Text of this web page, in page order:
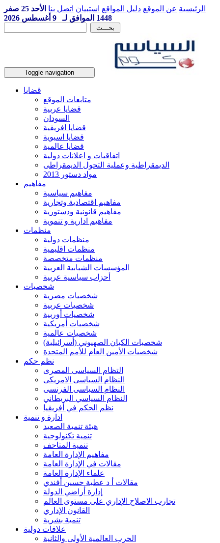
الرئيسية عن الموقع دليل المواقع استبيان اتصل بنا
الأحد 25 صفر
1448 الموافق لـ 9 أغسطس 2026
Toggle navigation
قضايا
متابعات الموقع
قضايا عربية
السودان
قضايا افريقية
قضايا اسيوية
قضايا عالمية
اتفاقيات و اعلانات دولية
الديمقراطية وعملية التحول الديمقراطى
مواد دستور 2013
مفاهيم
مفاهيم سياسية
مفاهيم اقتصادية وتجارية
مفاهيم قانونية ودستورية
مفاهيم ادارية و تنموية
منظمات
منظمات دولية
منظمات اقليمية
منظمات متخصصة
المؤسسات الشبابية العربية
أحزاب سياسية عربية
شخصيات
شخصيات مصرية
شخصيات عربية
شخصيات أوربية
شخصيات أمريكية
شخصيات عالمية
شخصيات الكيان الصهيوني (أسرائيلية)
شخصيات الأمين العام للأمم المتحدة
نظم حكم
التظام السياسى المصرى
النظام السياسى الامريكى
النظام السياسى الفرنسى
النظام السياسي البريطاني
نظم الحكم في أفريقيا
ادارة و تنمية
هيئة تنمية الصعيد
تنمية تكنولوجية
تنمية المتاحف
مفاهيم الإدارة العامة
مقالات في الإدارة العامة
علماء الإدارة العامة
مقالات أ د عطية حسين أفندي
إدارة أراضي الدولة
تجارب الاصلاح الإداري على مستوى العالم
القانون الإداري
تنمية بشرية
علاقات دولية
الحرب العالمية الأولى والثانية